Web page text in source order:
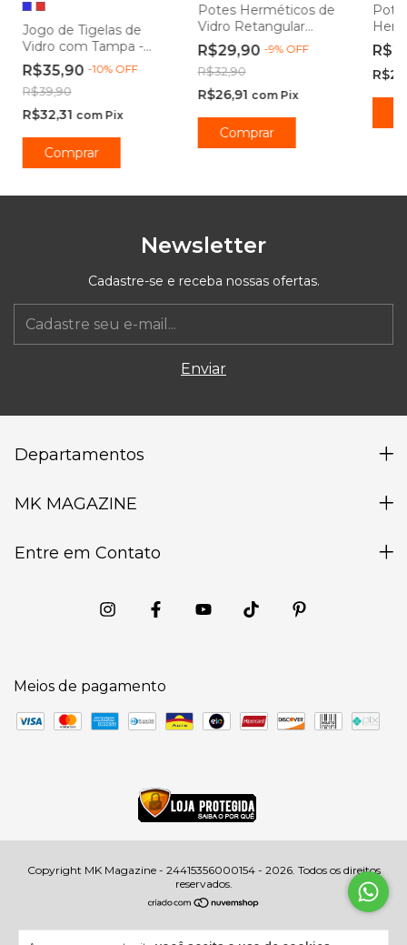
Jogo de Tigelas de
Vidro com Tampa -
Class Home
R$35,90 -10% OFF
R$39,90
R$32,31 com Pix
Comprar
Potes Herméticos de
Vidro Retangular
Tampa em Bambu -
Vista Home
R$29,90 -9% OFF
R$32,90
R$26,91 com Pix
Comprar
Pote
-
Newsletter
Cadastre-se e receba nossas ofertas.
Departamentos
MK MAGAZINE
Entre em Contato
Meios de pagamento
Copyright MK Magazine - 24415356000154 - 2026. Todos os direitos
reservados.